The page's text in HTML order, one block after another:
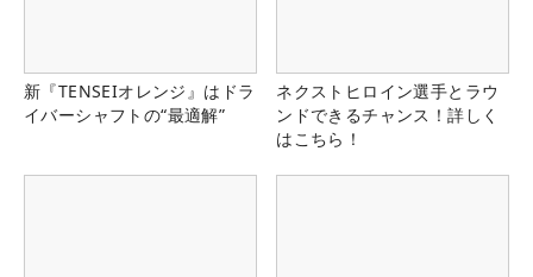
新『TENSEIオレンジ』はドラ
イバーシャフトの“最適解”
ネクストヒロイン選手とラウ
ンドできるチャンス！詳しく
はこちら！